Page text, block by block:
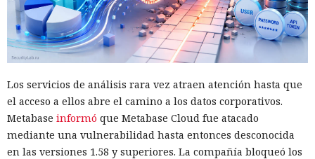
Los servicios de análisis rara vez atraen atención hasta que
el acceso a ellos abre el camino a los datos corporativos.
Metabase informó que Metabase Cloud fue atacado
mediante una vulnerabilidad hasta entonces desconocida
en las versiones 1.58 y superiores. La compañía bloqueó los